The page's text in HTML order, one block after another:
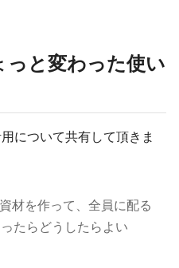
っと変わった使い
について共有して頂きま
材を作って、全員に配る
たらどうしたらよい